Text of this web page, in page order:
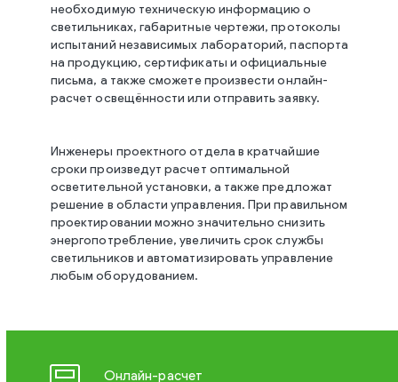
необходимую техническую информацию о
светильниках, габаритные чертежи, протоколы
испытаний независимых лабораторий, паспорта
на продукцию, сертификаты и официальные
письма, а также сможете произвести онлайн-
расчет освещённости или отправить заявку.
Инженеры проектного отдела в кратчайшие
сроки произведут расчет оптимальной
осветительной установки, а также предложат
решение в области управления. При правильном
проектировании можно значительно снизить
энергопотребление, увеличить срок службы
светильников и автоматизировать управление
любым оборудованием.
Онлайн-расчет